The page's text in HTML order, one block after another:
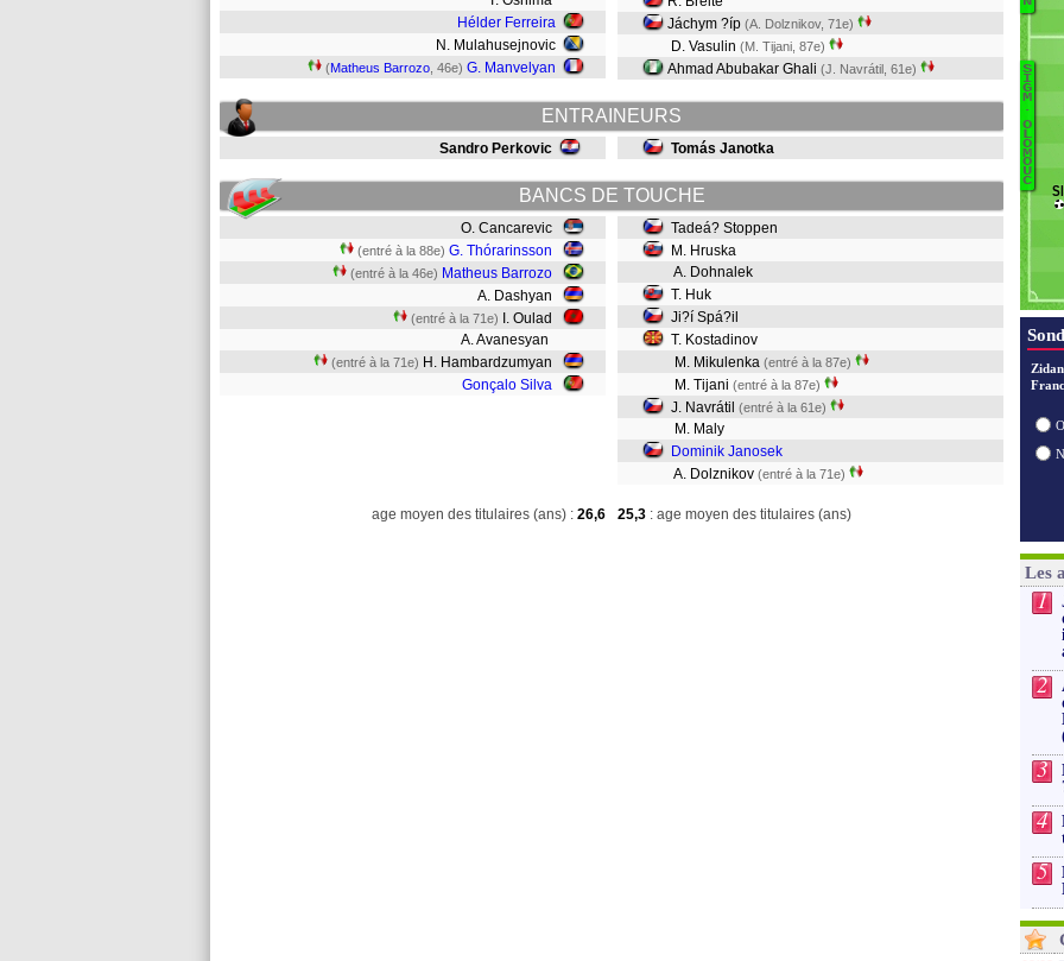
Hélder Ferreira
N. Mulahusejnovic
(Matheus Barrozo , 46e) G. Manvelyan
Jáchym ?íp (A. Dolznikov, 71e)
D. Vasulin (M. Tijani, 87e)
Ahmad Abubakar Ghali (J. Navrátil, 61e)
ENTRAINEURS
Sandro Perkovic Tomás Janotka
BANCS DE TOUCHE
O. Cancarevic
(entré à la 88e) G. Thórarinsson
(entré à la 46e) Matheus Barrozo
A. Dashyan
(entré à la 71e)
I. Oulad
A. Avanesyan
(entré à la 71e) H. Hambardzumyan
Gonçalo Silva
Tadeá? Stoppen
M. Hruska
A. Dohnalek
T. Huk
Ji?í Spá?il
T. Kostadinov
M. Mikulenka (entré à la 87e)
M. Tijani (entré à la 87e)
J. Navrátil (entré à la 61e)
M. Maly
Dominik Janosek
A. Dolznikov (entré à la 71e)
age moyen des titulaires (ans) : 26,6 25,3 : age moyen des titulaires (ans)
S
I
G
M
.
O
L
O
M
O
U
C
Les
1
2
3
4
5